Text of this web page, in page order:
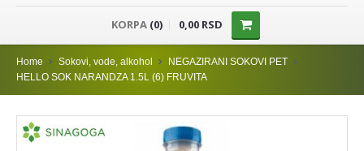
SHOP
PREHRANA
DODACI JELIMA
KORPA (0) 0,00 RSD
Home Sokovi, vode, alkohol
NEGAZIRANI SOKOVI PET
HELLO SOK NARANDZA 1.5L (6) FRUVITA